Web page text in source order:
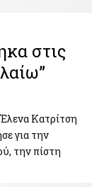
στις
Κατρίτση
για την
την πίστη